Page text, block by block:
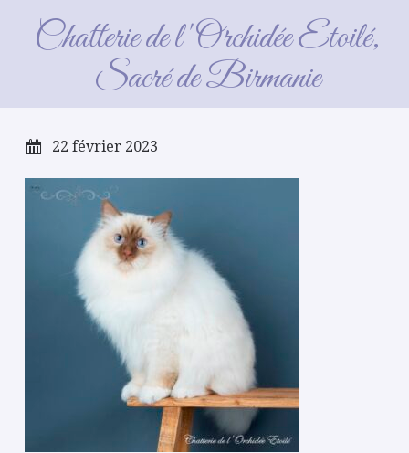
Chatterie de l'Orchidée Etoilé,
Sacré de Birmanie
Néron 2022 11 27
22 février 2023